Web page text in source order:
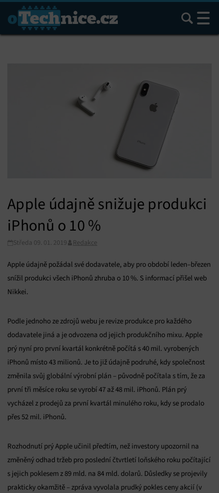
Hledat
Apple údajně snižuje produkci
iPhonů o 10 %
Středa 09. 01. 2019 Redakce
Apple údajně požádal své dodavatele, aby pro období leden–březen
snížil produkci všech iPhonů zhruba o 10 %. S informací přišel web
Nikkei.
Podle jednoho ze zdrojů webu je revize produkce pro každého
dodavatele jiná a je odvozena od jejich produkčního mixu. Apple
prý nyní pro první kvartál konkrétně počítá s 40 mil. vyrobených
iPhonů místo 43 milionů. Je to již údajně podruhé, kdy společnost
změnila svůj globální výrobní plán – původně počítala s tím, že za
první tři měsíce roku se vyrobí 47 až 48 mil. iPhonů. Plán prý
vycházel z prodejů za první kvartál minulého roku, kdy se prodalo
přes 52 mil. iPhonů.
Rozhodnutí prý Apple učinil předtím, než investory upozornil na
změněný odhad tržeb pro poslední čtvrtletí loňského roku počítající
s jejich poklesem z 89 mld. na 84 mld. dolarů. Důsledky se projevily
prakticky okamžitě – zpráva vyvolala prudký pokles ceny akcií (v